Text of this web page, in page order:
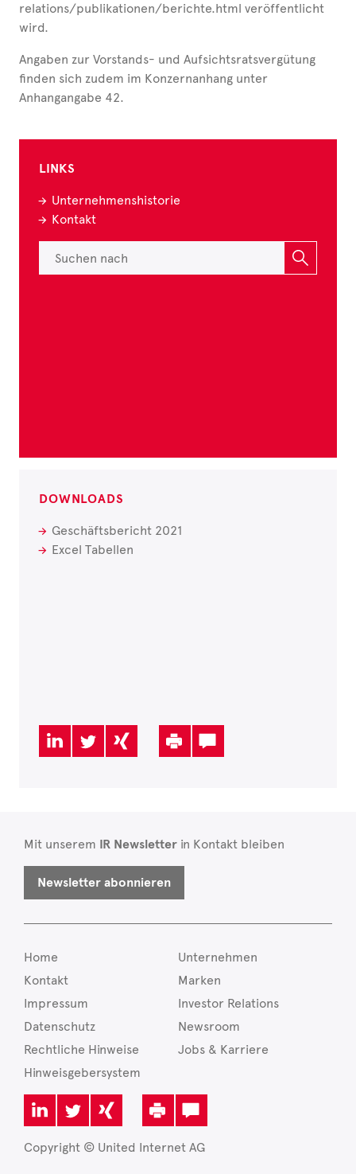
relations/publikationen/berichte.html veröffentlicht
wird.
Angaben zur Vorstands- und Aufsichtsratsvergütung
finden sich zudem im Konzernanhang unter
Anhangangabe 42.
LINKS
Unternehmenshistorie
Kontakt
DOWNLOADS
Geschäftsbericht 2021
Excel Tabellen
Mit unserem IR Newsletter in Kontakt bleiben
Newsletter abonnieren
Home
Kontakt
Impressum
Datenschutz
Rechtliche Hinweise
Hinweisgebersystem
Unternehmen
Marken
Investor Relations
Newsroom
Jobs & Karriere
Copyright © United Internet AG